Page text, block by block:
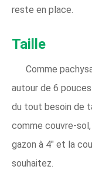
reste en place.
Taille
Comme
autour de 6
du tout besoin de
comme couvre-
gazon à 4″ et la
souhaitez.